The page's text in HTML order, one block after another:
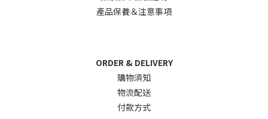
產品保養＆注意事項
ORDER & DELIVERY
購物須知
物流配送
付款方式